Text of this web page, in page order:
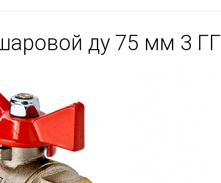
ду 75 мм 3 ГГ